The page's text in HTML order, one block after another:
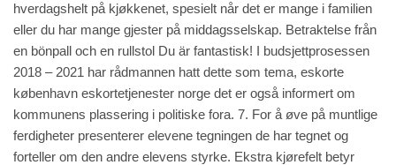
hverdagshelt på kjøkkenet, spesielt når det er mange i familien
eller du har mange gjester på middagsselskap. Betraktelse från
en bönpall och en rullstol Du är fantastisk! I budsjettprosessen
2018 – 2021 har rådmannen hatt dette som tema, eskorte
københavn eskortetjenester norge det er også informert om
kommunens plassering i politiske fora. 7. For å øve på muntlige
ferdigheter presenterer elevene tegningen de har tegnet og
forteller om den andre elevens styrke. Ekstra kjørefelt betyr